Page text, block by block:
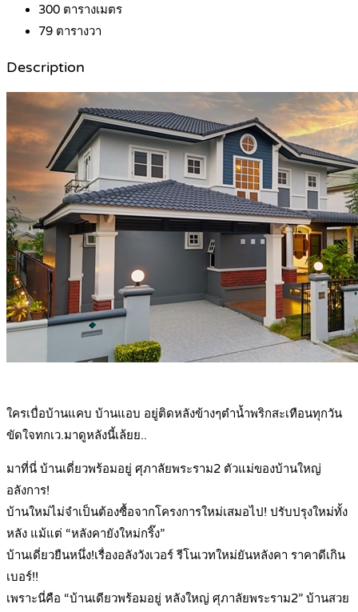
300 ตารางเมตร
79 ตารางวา
Description
ใครเบื่อบ้านแคบ บ้านแอบ อยู่ติดหลังข้างๆตำน้ำพริกสะเทือนทุกวัน
ขัดใจทกเว.มาดูหลังนี้เล้ยย..
มาที่นี่ บ้านเดี่ยวพร้อมอยู่ ศุภาลัยพระราม2 ตัวแม่ของบ้านใหญ่
อลังการ!
บ้านใหม่ไม่จำเป็นต้องซื้อจากโครงการใหม่เสมอไป! ปรับปรุงใหม่ทั้ง
หลัง แม้แต่ “หลังคายังใหม่กริ๊ง”
บ้านเดี่ยวยืนหนึ่ง!เรื่องอลังวังเวอร์ รีโนเวทใหม่ยันหลังคา ราคาดีเกิน
เบอร์!!
เพราะนี่คือ “บ้านเดียวพร้อมอยู่ หลังใหญ่ ศุภาลัยพระราม2” บ้านสวย